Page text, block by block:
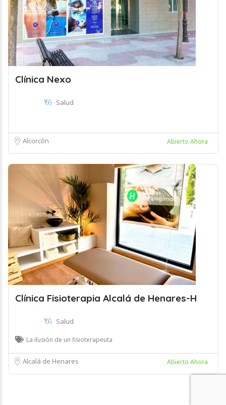
Clínica Nexo
Salud
Alcorcón Abierto Ahora
Clínica Fisioterapia Alcalá de Henares-H
Salud
La ilusión de un fisioterapeuta
Alcalá de Henares Abierto Ahora